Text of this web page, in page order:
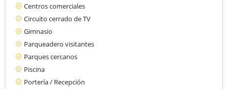
Centros comerciales
Circuito cerrado de TV
Gimnasio
Parqueadero visitantes
Parques cercanos
Piscina
Portería / Recepción